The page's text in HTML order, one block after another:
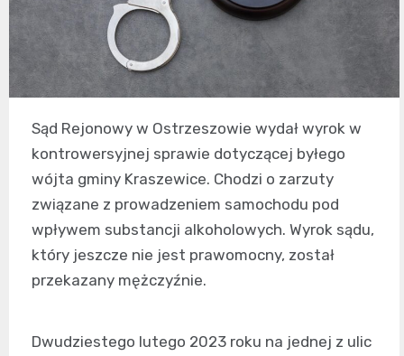
Sąd Rejonowy w Ostrzeszowie wydał wyrok w
kontrowersyjnej sprawie dotyczącej byłego
wójta gminy Kraszewice. Chodzi o zarzuty
związane z prowadzeniem samochodu pod
wpływem substancji alkoholowych. Wyrok sądu,
który jeszcze nie jest prawomocny, został
przekazany mężczyźnie.
Dwudziestego lutego 2023 roku na jednej z ulic